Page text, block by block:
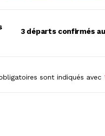
3 départs confirmés
sont indiqués avec